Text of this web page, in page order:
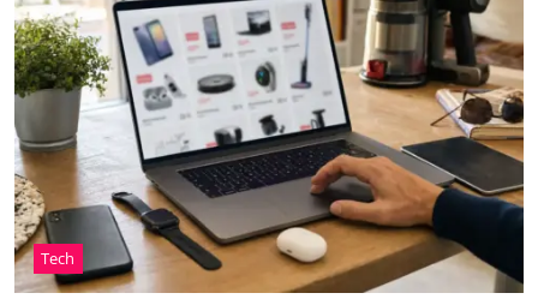
Tech